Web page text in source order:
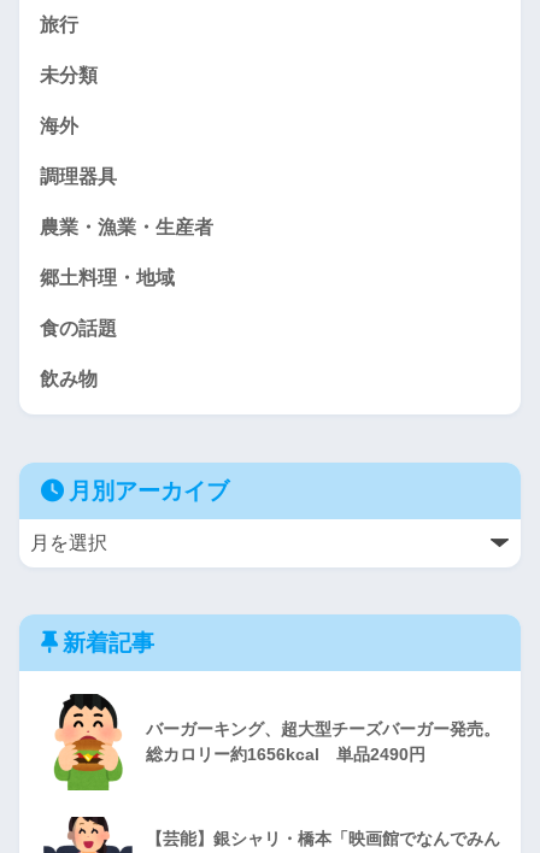
旅行
未分類
海外
調理器具
農業・漁業・生産者
郷土料理・地域
食の話題
飲み物
月別アーカイブ
新着記事
バーガーキング、超大型チーズバーガー発売。
総カロリー約1656kcal 単品2490円
【芸能】銀シャリ・橋本「映画館でなんでみん